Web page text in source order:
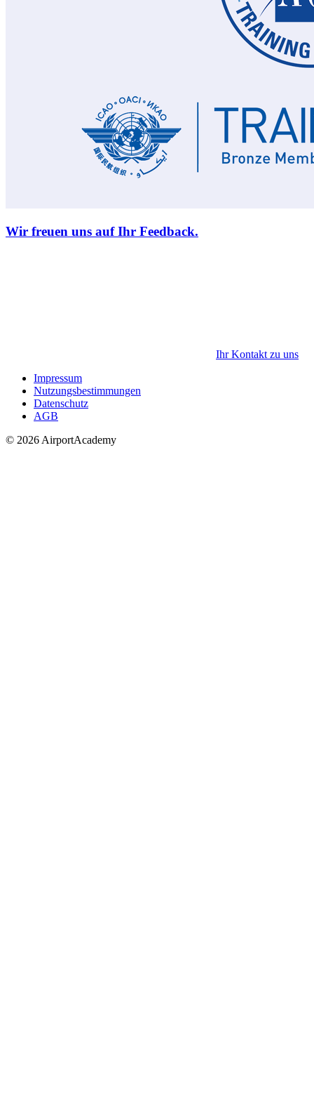
Wir freuen uns auf Ihr Feedback.
Ihr Kontakt zu uns
Impressum
Nutzungsbestimmungen
Datenschutz
AGB
© 2026 AirportAcademy